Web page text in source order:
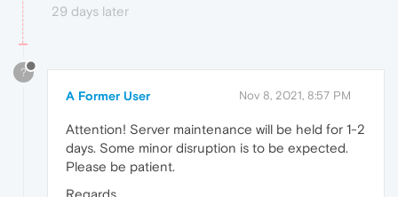
29 days later
?
A Former User Nov 8, 2021, 8:57 PM
Attention! Server maintenance will be held for 1-2
days. Some minor disruption is to be expected.
Please be patient.
Regards,